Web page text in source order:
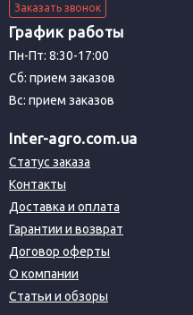
Заказать звонок
График работы
Пн-Пт: 8:30-17:00
Сб: прием заказов
Вс: прием заказов
Inter-agro.com.ua
Статус заказа
Контакты
Доставка и оплата
Гарантии и возврат
Договор оферты
О компании
Статьи и обзоры